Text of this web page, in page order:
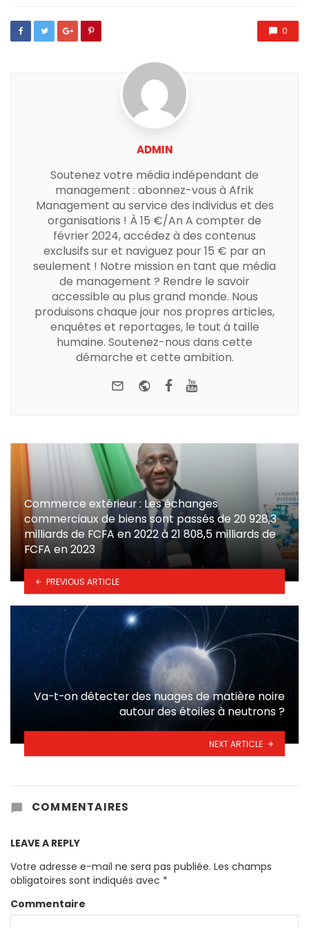
0
ADMIN
Soutenez votre média indépendant de
management : abonnez-vous à Afrik
Management au service des individus et des
organisations ! À 15 €/An A compter de
février 2024, accédez à des contenus
exclusifs sur et naviguez pour 15 € par an
seulement ! Notre mission en tant que média
de management ? Rendre le savoir
accessible au plus grand monde. Nous
produisons chaque jour nos propres articles,
enquêtes et reportages, le tout à taille
humaine. Soutenez-nous dans cette
démarche et cette ambition.
e-mailWebsiteFacebook
Commerce extérieur : Les échanges
commerciaux de biens sont passés de 20 928,3
milliards de FCFA en 2022 à 21 808,5 milliards de
FCFA en 2023
PREVIOUS ARTICLE
Va-t-on détecter des nuages de matière noire
autour des étoiles à neutrons ?
NEXT ARTICLE
COMMENTAIRES
LEAVE A REPLY
Votre adresse e-mail ne sera pas publiée. Les champs
obligatoires sont indiqués avec *
Commentaire